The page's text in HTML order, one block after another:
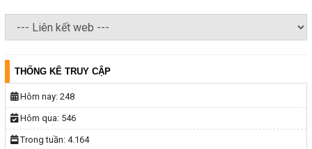
THỐNG KÊ TRUY CẬP
Hôm nay: 248
Hôm qua: 546
Trong tuần: 4.164